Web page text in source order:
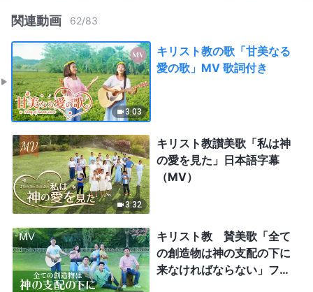
関連動画 62/83
3:03
キリスト教の歌「甘美なる
愛の歌」MV 歌詞付き
3:32
キリスト教讃美歌「私は神
の愛を見た」日本語字幕
（MV）
キリスト教 賛美歌「全て
の創造物は神の支配の下に
来なければならない」フィ